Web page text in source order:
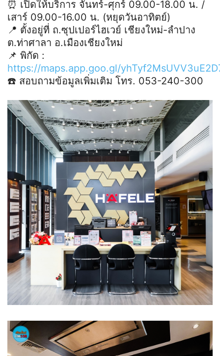
⏰ เปิดให้บริการ จันทร์-ศุกร์ 09.00-18.00 น. /
เสาร์ 09.00-16.00 น. (หยุดวันอาทิตย์)
📍 ตั้งอยู่ที่ ถ.ซุปเปอร์ไฮเวย์ เชียงใหม่-ลำปาง
ต.ท่าศาลา อ.เมืองเชียงใหม่
📌 พิกัด :
https://maps.app.goo.gl/
☎️ สอบถามข้อมูลเพิ่มเติม โทร. 053-240-300